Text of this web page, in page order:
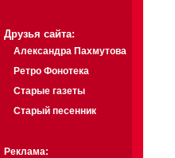
Друзья сайта:
Александра Пахмутова
Ретро Фонотека
Старые газеты
Старый песенник
Реклама: